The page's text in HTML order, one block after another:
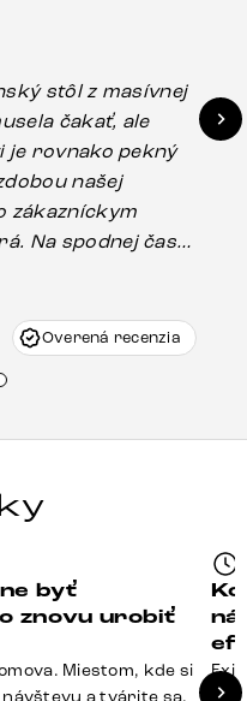
stôl z masívnej
čakať, ale
je rovnako pekný
našej
zákazníckym
Na spodnej časti
pravdepodobne
pristúpili
produkty Delife
Overená recenzia
byť
znovu urobiť
Miestom, kde si
a tvárite sa,